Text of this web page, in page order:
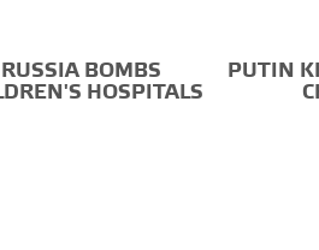
RUSSIA BOMBS
HOSPITALS
PUTIN